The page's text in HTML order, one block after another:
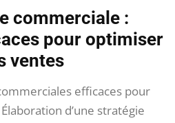
commerciale :
pour optimiser
ventes
efficaces pour
d’une stratégie